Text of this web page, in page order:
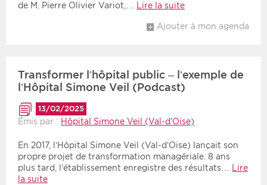
de M. Pierre Olivier Variot,… Lire la suite
Ajouter à mon agenda
Transformer l’hôpital public – l’exemple de
l’Hôpital Simone Veil (Podcast)
13/02/2025
Émis par : Hôpital Simone Veil (Val-d'Oise)
En 2017, l’Hôpital Simone Veil (Val-d’Oise) lançait son
propre projet de transformation managériale. 8 ans
plus tard, l’établissement enregistre des résultats…
Lire
la suite